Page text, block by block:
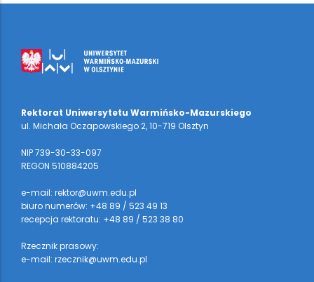
Rektorat Uniwersytetu Warmińsko-Mazurskiego
ul. Michała Oczapowskiego 2, 10-719 Olsztyn
NIP 739-30-33-097
REGON 510884205
e-mail: rektor@uwm.edu.pl
biuro numerów: +48 89 / 523 49 13
recepcja rektoratu: +48 89 / 523 38 80
Rzecznik prasowy:
e-mail: rzecznik@uwm.edu.pl